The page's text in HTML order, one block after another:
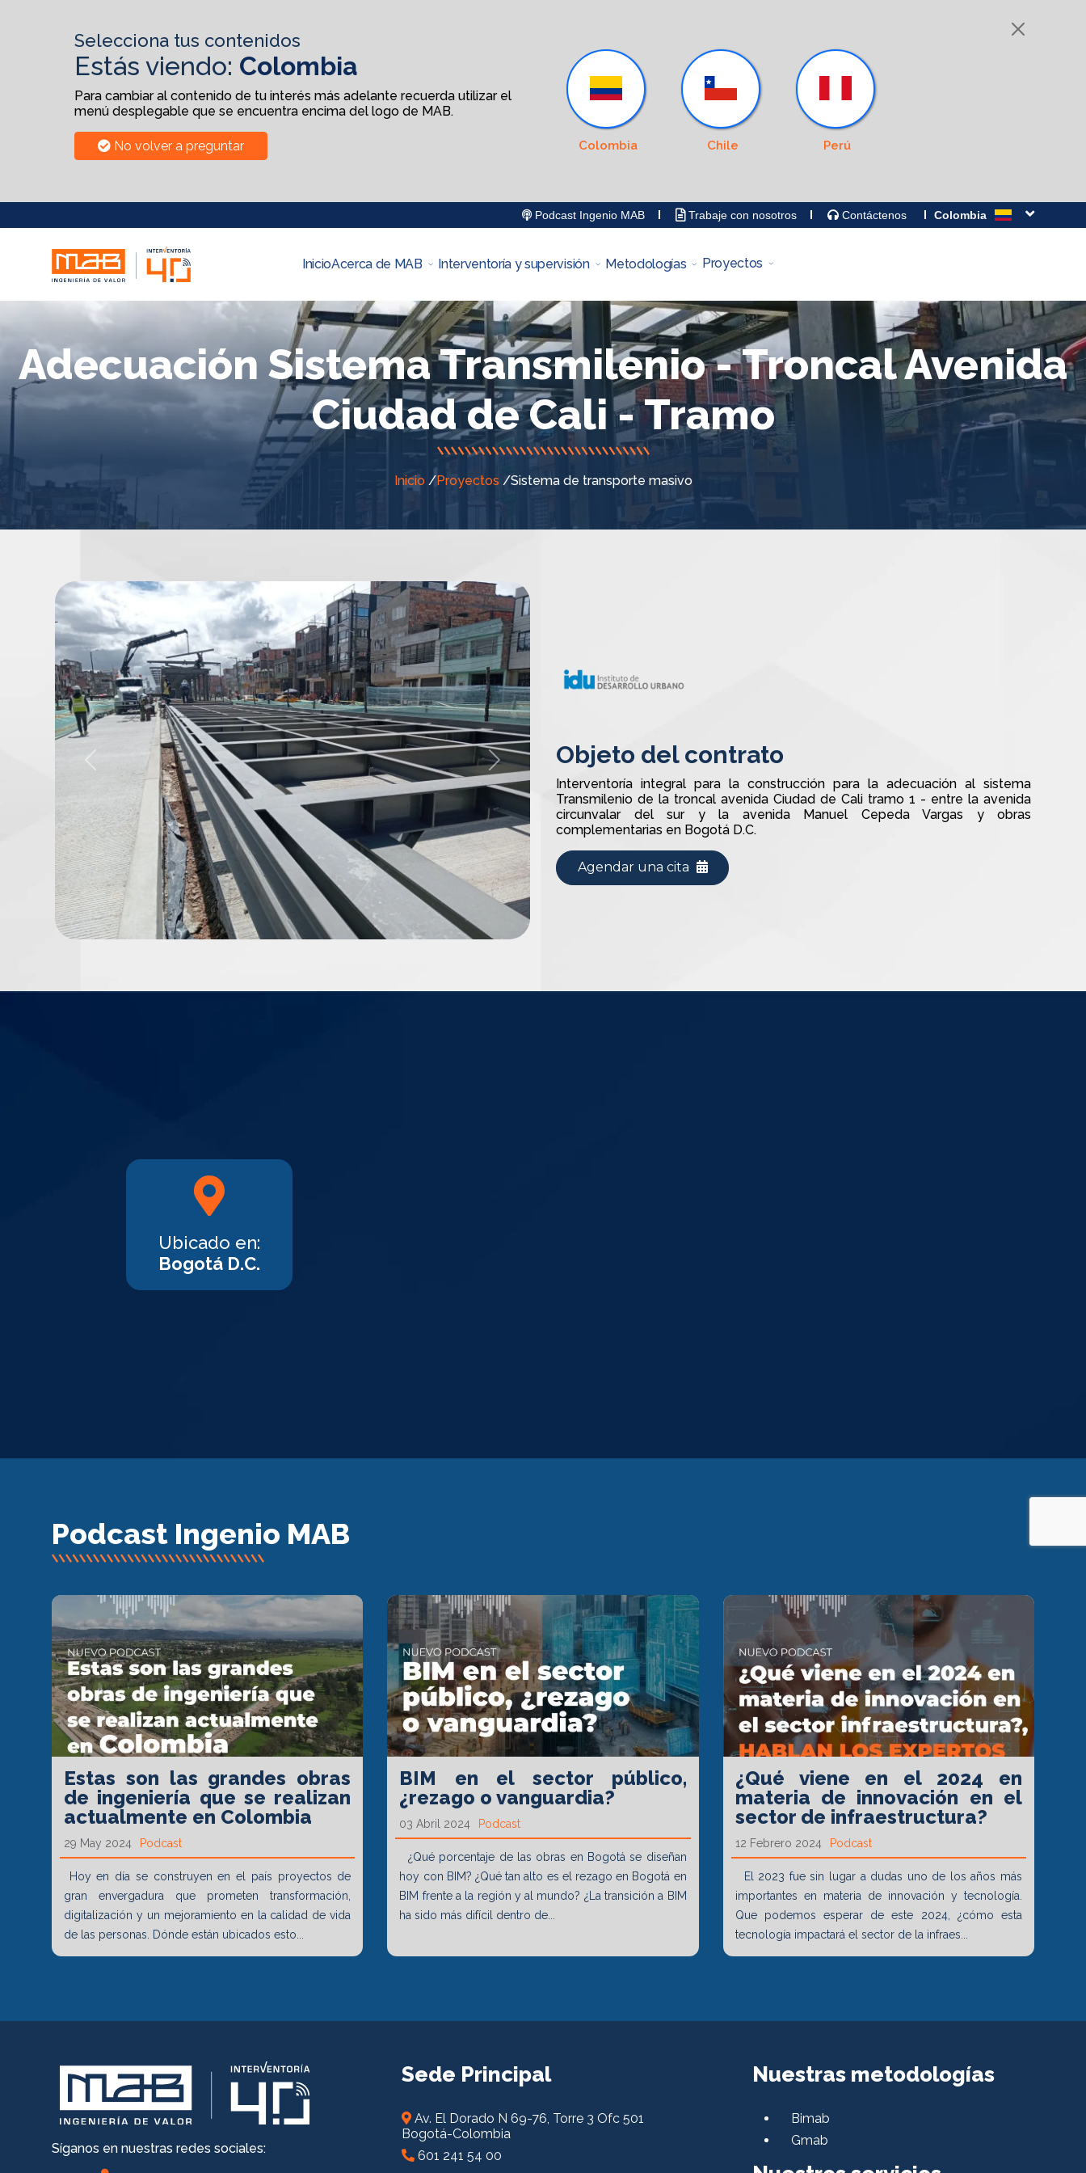
Selecciona tus contenidos
Estás viendo: Colombia
Para cambiar al contenido de tu interés más adelante recuerda utilizar el
menú desplegable que se encuentra encima del logo de MAB.
No volver a preguntar Colombia Chile Perú
Podcast Ingenio MAB Trabaje con nosotros Contáctenos Colombia
InicioAcerca de MAB Interventoría y supervisión Metodologías Proyectos
Adecuación Sistema Transmilenio - Troncal Avenida
Ciudad de Cali - Tramo
Inicio/Proyectos /Sistema de transporte masivo
Previous Next Objeto del contrato
Interventoría integral para la construcción para la adecuación al sistema
Transmilenio de la troncal avenida Ciudad de Cali tramo 1 - entre la avenida
circunvalar del sur y la avenida Manuel Cepeda Vargas y obras
complementarias en Bogotá D.C.
Agendar una cita
Ubicado en:
Bogotá D.C.
Podcast Ingenio MAB
Estas son las grandes obras
de ingeniería que se realizan
actualmente en Colombia
29 May 2024 Podcast
Hoy en día se construyen en el país proyectos de
gran envergadura que prometen transformación,
digitalización y un mejoramiento en la calidad de vida
de las personas. Dónde están ubicados esto...
BIM en el sector público,
¿rezago o vanguardia?
03 Abril 2024 Podcast
¿Qué porcentaje de las obras en Bogotá se diseñan
hoy con BIM? ¿Qué tan alto es el rezago en Bogotá en
BIM frente a la región y al mundo? ¿La transición a BIM
ha sido más difícil dentro de...
¿Qué viene en el 2024 en
materia de innovación en el
sector de infraestructura?
12 Febrero 2024 Podcast
El 2023 fue sin lugar a dudas uno de los años más
importantes en materia de innovación y tecnología.
Que podemos esperar de este 2024, ¿cómo esta
tecnología impactará el sector de la infraes...
Síganos en nuestras redes sociales:
Sede Principal
Av. El Dorado N 69-76, Torre 3 Ofc 501
Bogotá-Colombia
601 241 54 00
Nuestras metodologías
Bimab
Gmab